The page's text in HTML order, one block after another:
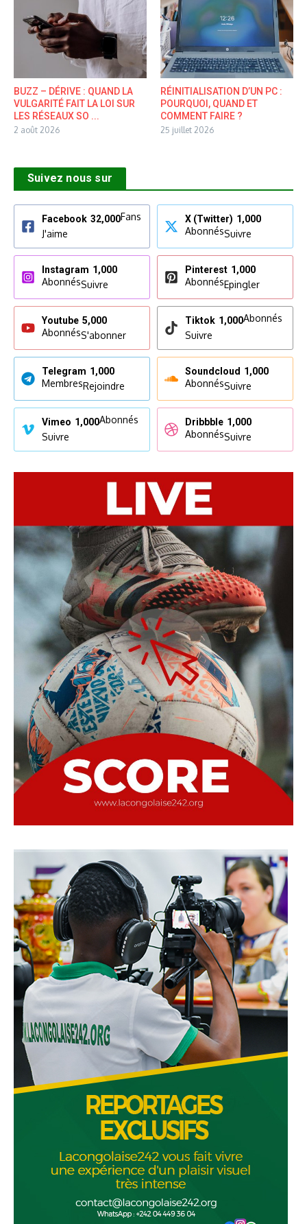
BUZZ – DÉRIVE : QUAND LA
VULGARITÉ FAIT LA LOI SUR
LES RÉSEAUX SO ...
2 août 2026
RÉINITIALISATION D’UN PC :
POURQUOI, QUAND ET
COMMENT FAIRE ?
25 juillet 2026
Suivez nous sur
Facebook 32,000Fans
J'aime
X (Twitter) 1,000
AbonnésSuivre
Instagram 1,000
AbonnésSuivre
Pinterest 1,000
AbonnésEpingler
Youtube 5,000
AbonnésS'abonner
Tiktok 1,000Abonnés
Suivre
Telegram 1,000
MembresRejoindre
Soundcloud 1,000
AbonnésSuivre
Vimeo 1,000Abonnés
Suivre
Dribbble 1,000
AbonnésSuivre